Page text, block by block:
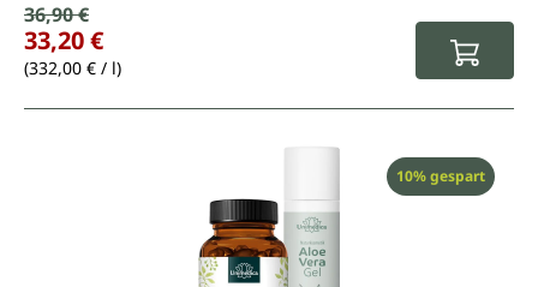
Verkaufspreis:
Regulärer Preis:
36,90 €
33,20 €
(332,00 € / l)
Rabatt
10% gespart